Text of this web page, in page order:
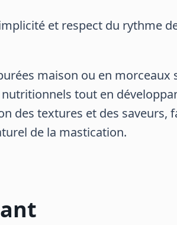
et respect du rythme
maison ou en morceaux
tout en
des textures et des saveurs,
de la mastication.